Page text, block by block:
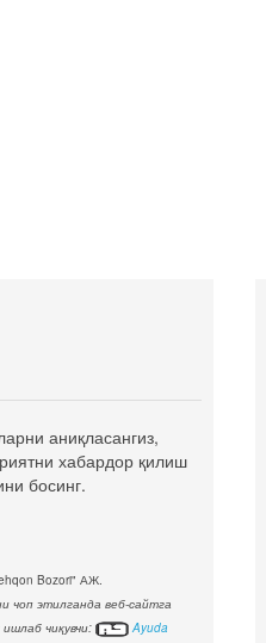
аниқласангиз,
хабардор қилиш
босинг.
Bozori" АЖ.
чоп этилганда веб-сайтга
чиқувчи:
Ayuda